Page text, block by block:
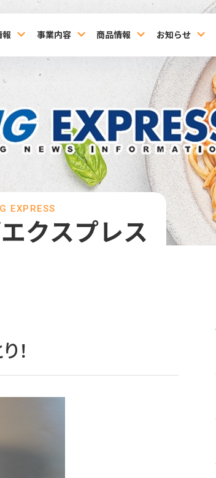
報 事業内容 商品情報 お知らせ
クスプレス
EXPRESS
！